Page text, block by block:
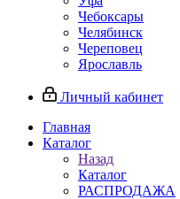
Чебоксары
Челябинск
Череповец
Ярославль
Личный кабинет
Главная
Каталог
Назад
Каталог
РАСПРОДАЖА